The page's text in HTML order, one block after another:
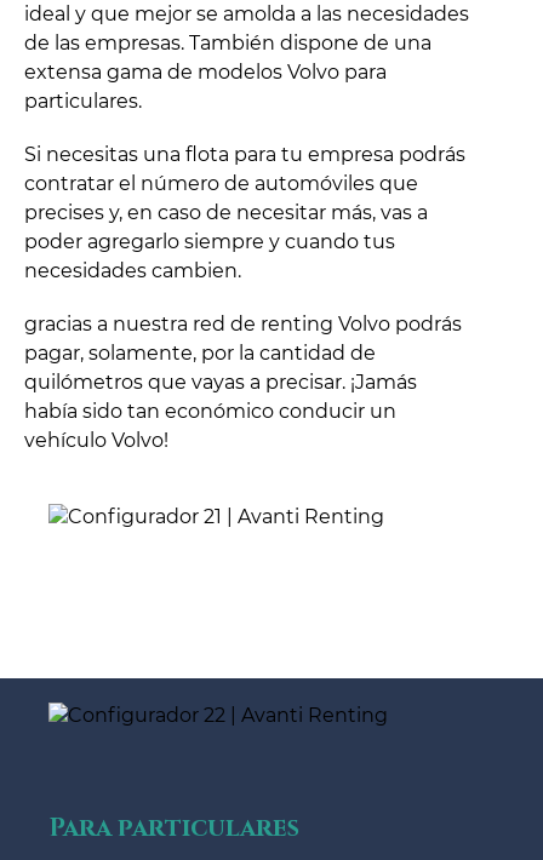
ideal y que mejor se amolda a las necesidades
de las empresas. También dispone de una
extensa gama de modelos Volvo para
particulares.
Si necesitas una flota para tu empresa podrás
contratar el número de automóviles que
precises y, en caso de necesitar más, vas a
poder agregarlo siempre y cuando tus
necesidades cambien.
gracias a nuestra red de renting Volvo podrás
pagar, solamente, por la cantidad de
quilómetros que vayas a precisar. ¡Jamás
había sido tan económico conducir un
vehículo Volvo!
Para particulares